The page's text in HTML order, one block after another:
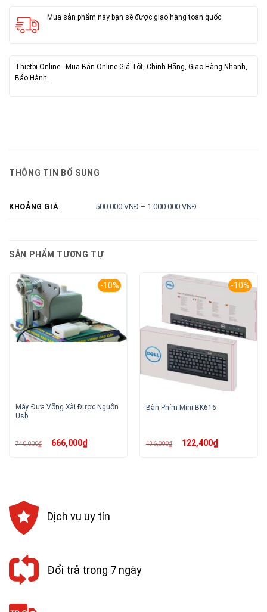
Mua sản phẩm này bạn sẽ được giao hàng toàn quốc
Thietbi.Online - Mua Bán Online Giá Tốt, Chính Hãng, Giao Hàng Nhanh,
Bảo Hành.
THÔNG TIN BỔ SUNG
KHOẢNG GIÁ 500.000 VNĐ – 1.000.000 VNĐ
SẢN PHẨM TƯƠNG TỰ
-10%
Máy Đưa Võng Xài Được Nguồn
Usb
740,000₫ Giá
gốc666,000₫Giá
-10%
Bàn Phím Mini BK616
136,000₫ Giá
gốc122,400₫Giá
Dịch vụ uy tín
Đổi trả trong 7 ngày